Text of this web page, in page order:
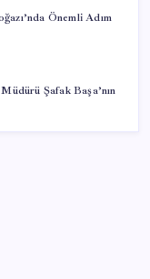
Önemli Adım
Şafak Başa’nın